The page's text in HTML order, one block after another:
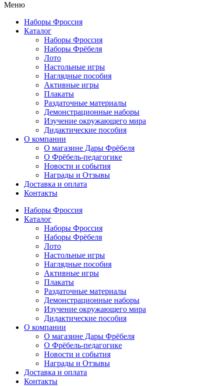
Меню
Наборы Фроссия
Каталог
Наборы Фроссия
Наборы Фрёбеля
Лото
Настольные игры
Наглядные пособия
Активные игры
Плакаты
Раздаточные материалы
Демонстрационные наборы
Изучение окружающего мира
Дидактические пособия
О компании
О магазине Дары Фрёбеля
О Фрёбель-педагогике
Новости и события
Награды и Отзывы
Доставка и оплата
Контакты
Наборы Фроссия
Каталог
Наборы Фроссия
Наборы Фрёбеля
Лото
Настольные игры
Наглядные пособия
Активные игры
Плакаты
Раздаточные материалы
Демонстрационные наборы
Изучение окружающего мира
Дидактические пособия
О компании
О магазине Дары Фрёбеля
О Фрёбель-педагогике
Новости и события
Награды и Отзывы
Доставка и оплата
Контакты